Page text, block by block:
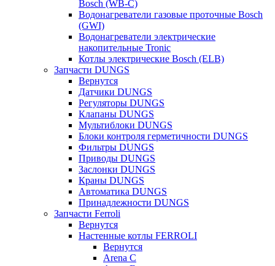
Bosch (WB-C)
Водонагреватели газовые проточные Bosch
(GWI)
Водонагреватели электрические
накопительные Tronic
Котлы электрические Bosch (ELB)
Запчасти DUNGS
Вернутся
Датчики DUNGS
Регуляторы DUNGS
Клапаны DUNGS
Мультиблоки DUNGS
Блоки контроля герметичности DUNGS
Фильтры DUNGS
Приводы DUNGS
Заслонки DUNGS
Краны DUNGS
Автоматика DUNGS
Принадлежности DUNGS
Запчасти Ferroli
Вернутся
Настенные котлы FERROLI
Вернутся
Arena C